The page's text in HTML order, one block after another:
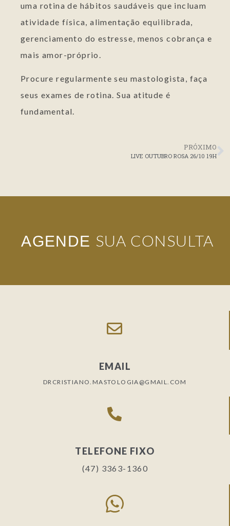
uma rotina de hábitos saudáveis que incluam
atividade física, alimentação equilibrada,
gerenciamento do estresse, menos cobrança e
mais amor-próprio.
Procure regularmente seu mastologista, faça
seus exames de rotina. Sua atitude é
fundamental.
PRÓXIMO
LIVE OUTUBRO ROSA 26/10 19H
AGENDE SUA CONSULTA
EMAIL
DRCRISTIANO.MASTOLOGIA@GMAIL.COM
TELEFONE FIXO
(47) 3363-1360